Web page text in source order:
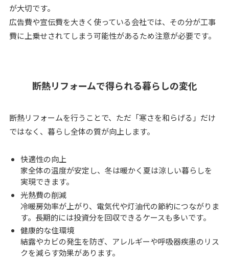
が大切です。
広告費や宣伝費を大きく使っている会社では、その分が工事
費に上乗せされてしまう可能性があるため注意が必要です。
断熱リフォームで得られる暮らしの変化
断熱リフォームを行うことで、ただ「寒さを和らげる」だけ
ではなく、暮らし全体の質が向上します。
快適性の向上
家全体の温度が安定し、冬は暖かく夏は涼しい暮らしを
実現できます。
光熱費の削減
冷暖房効率が上がり、電気代や灯油代の節約につながりま
す。長期的には投資分を回収できるケースも多いです。
健康的な住環境
結露やカビの発生を防ぎ、アレルギーや呼吸器疾患のリス
クを減らす効果があります。